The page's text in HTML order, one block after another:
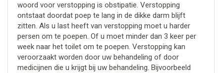
woord voor verstopping is obstipatie. Verstopping
ontstaat doordat poep te lang in de dikke darm blijft
zitten. Als u last heeft van verstopping moet u harder
persen om te poepen. Of u moet minder dan 3 keer per
week naar het toilet om te poepen. Verstopping kan
veroorzaakt worden door uw behandeling of door
medicijnen die u krijgt bij uw behandeling. Bijvoorbeeld